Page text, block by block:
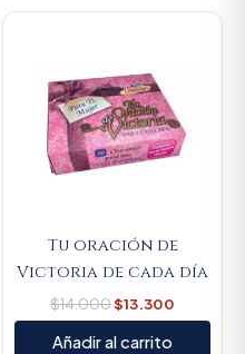
Tu oración de
Victoria de cada día
$14.000
$14.000.
$13.300
Current
Añadir al carrito